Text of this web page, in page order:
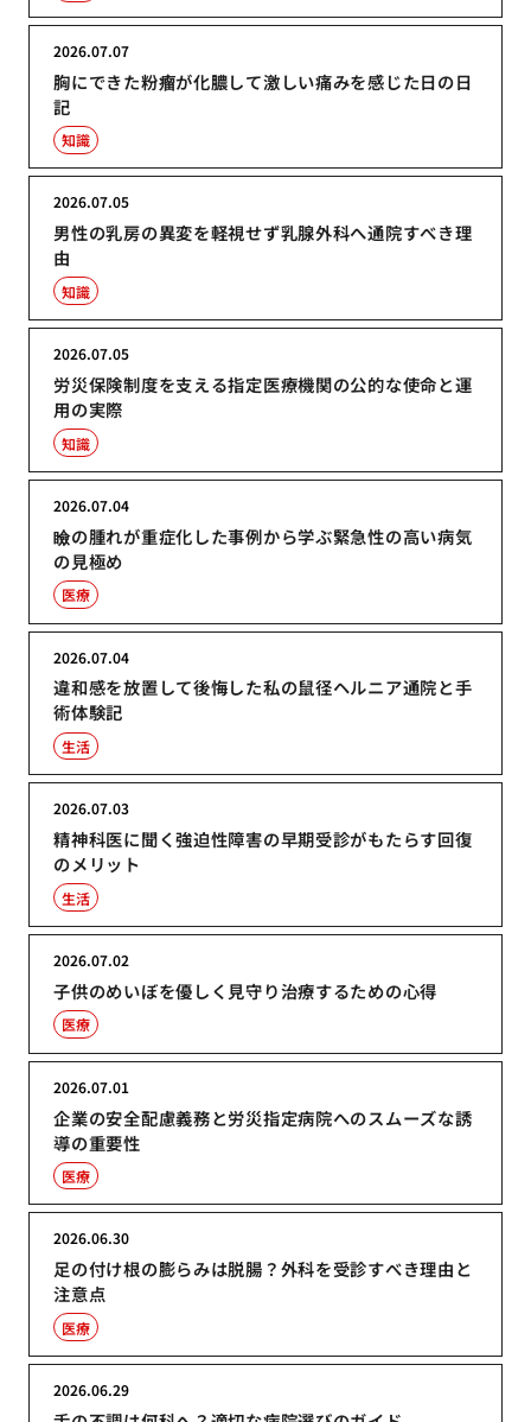
胸にできた粉瘤が化膿して激しい痛みを感じた日の日
記
2026.07.07
知識
男性の乳房の異変を軽視せず乳腺外科へ通院すべき理
由
2026.07.05
知識
労災保険制度を支える指定医療機関の公的な使命と運
用の実際
2026.07.05
知識
瞼の腫れが重症化した事例から学ぶ緊急性の高い病気
の見極め
2026.07.04
医療
違和感を放置して後悔した私の鼠径ヘルニア通院と手
術体験記
2026.07.04
生活
精神科医に聞く強迫性障害の早期受診がもたらす回復
のメリット
2026.07.03
生活
子供のめいぼを優しく見守り治療するための心得
2026.07.02
医療
企業の安全配慮義務と労災指定病院へのスムーズな誘
導の重要性
2026.07.01
医療
足の付け根の膨らみは脱腸？外科を受診すべき理由と
注意点
2026.06.30
医療
2026.06.29